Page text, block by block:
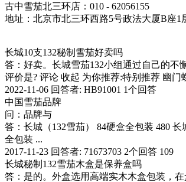
古中雪茄北三环店：010 - 62056155
地址：北京市北三环西路5号政法大厦B座1
长城10支132秘制雪茄好卖吗
答：好卖。长城雪茄132小组通过自己的不
评价是? 评论 收起 为你推荐:特别推荐 幽门
2022-11-06 回答者: HB91001 1个回答
中国雪茄品牌
问：品牌与
答：长城（132雪茄） 84硬盒全包装 480
全包装 ...
2017-11-23 回答者: 71673703 2个回答 109
长城秘制132雪茄木盒是保养盒吗
答：是的。外盒选用高端实木木盒包装，